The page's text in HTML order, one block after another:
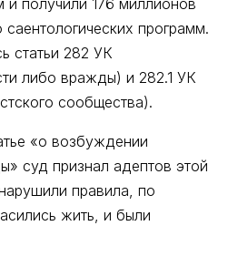
и получили 176 миллионов
программ.
статьи 282 УК
либо вражды) и 282.1 УК
сообщества).
«о возбуждении
суд признал адептов этой
правила, по
жить, и были